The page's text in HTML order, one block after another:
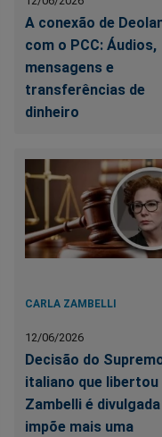
A conexão de
com o PCC: Áudios,
mensagens e
transferências de
dinheiro
CARLA ZAMBELLI
12/06/2026
Decisão do
italiano que libertou
Zambelli é
impõe mais uma